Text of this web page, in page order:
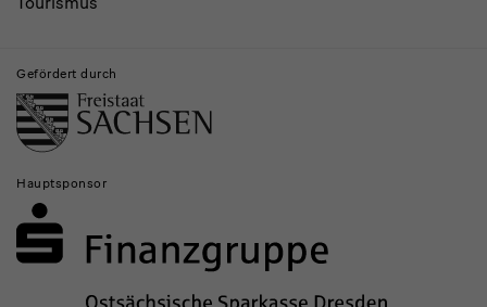
Gefördert durch
Hauptsponsor